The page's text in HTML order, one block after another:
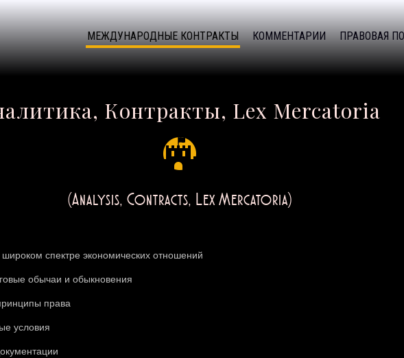
МЕЖДУНАРОДНЫЕ КОНТРАКТЫ КОММЕНТАРИИ ПРАВОВАЯ
Контракты, Lex Mercatoria
(Analysis, Contracts, Lex Mercatoria)
спектре экономических отношений
обычаи и обыкновения
права
условия